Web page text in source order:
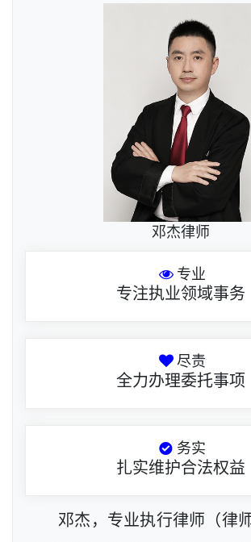
邓杰律师
专业
专注执业领域事务
尽责
全力办理委托事项
务实
扎实维护合法权益
邓杰，专业执行律师（律